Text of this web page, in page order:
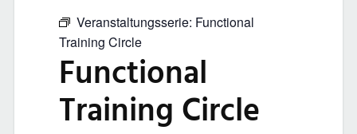
Veranstaltungsserie: Functional
Training Circle
Functional
Training Circle